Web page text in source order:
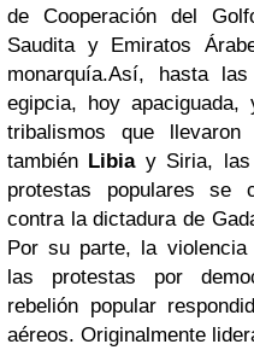
de Cooperación del
Saudita y Emiratos
monarquía.Así, hasta las
egipcia, hoy
tribalismos que
también Libiay Siria, las
protestas populares se
contra la dictadura de
Por su parte, la violencia
las protestas por
rebelión popular
aéreos. Originalmente